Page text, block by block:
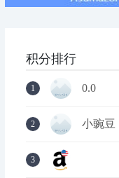
积分排行
1 0.0
2 小豌豆
3